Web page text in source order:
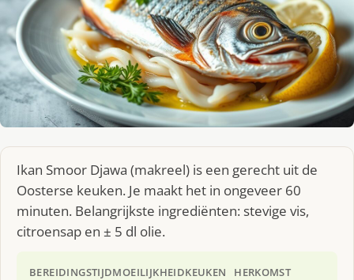
Ikan Smoor Djawa (makreel) is een gerecht uit de
Oosterse keuken. Je maakt het in ongeveer 60
minuten. Belangrijkste ingrediënten: stevige vis,
citroensap en ± 5 dl olie.
BEREIDINGSTIJDMOEILIJKHEIDKEUKEN HERKOMST